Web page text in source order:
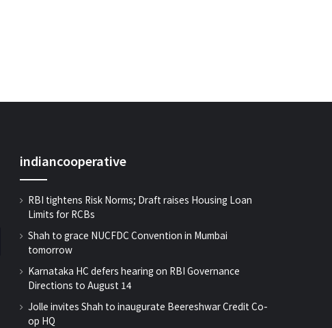
indiancooperative
RBI tightens Risk Norms; Draft raises Housing Loan
Limits for RCBs
Shah to grace NUCFDC Convention in Mumbai
tomorrow
Karnataka HC defers hearing on RBI Governance
Directions to August 14
Jolle invites Shah to inaugurate Beereshwar Credit Co-
op HQ